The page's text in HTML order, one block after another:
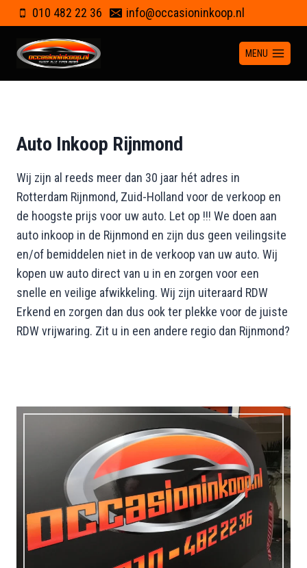
Doorgaan
naar
inhoud
010 482 22 36 info@occasioninkoop.nl
MENU
Auto Inkoop Rijnmond
Wij zijn al reeds meer dan 30 jaar hét adres in
Rotterdam Rijnmond, Zuid-Holland voor de verkoop en
de hoogste prijs voor uw auto. Let op !!! We doen aan
auto inkoop in de Rijnmond en zijn dus geen veilingsite
en/of bemiddelen niet in de verkoop van uw auto. Wij
kopen uw auto direct van u in en zorgen voor een
snelle en veilige afwikkeling. Wij zijn uiteraard RDW
Erkend en zorgen dan dus ook ter plekke voor de juiste
RDW vrijwaring. Zit u in een andere regio dan Rijnmond?